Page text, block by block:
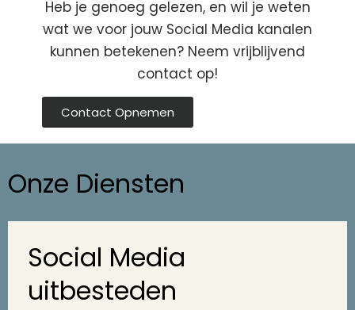
Heb je genoeg gelezen, en wil je weten
wat we voor jouw Social Media kanalen
kunnen betekenen? Neem vrijblijvend
contact op!
Contact Opnemen
Onze Diensten
Social Media
uitbesteden